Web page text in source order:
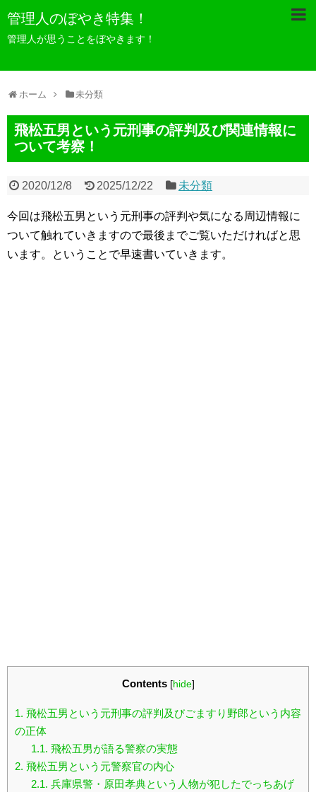
管理人のぼやき特集！
管理人が思うことをぼやきます！
ホーム 未分類
飛松五男という元刑事の評判及び関連情報に
ついて考察！
2020/12/8 2025/12/22 未分類
今回は飛松五男という元刑事の評判や気になる周辺情報に
ついて触れていきますので最後までご覧いただければと思
います。ということで早速書いていきます。
Contents [hide]
1. 飛松五男という元刑事の評判及びごますり野郎という内容
の正体
1.1. 飛松五男が語る警察の実態
2. 飛松五男という元警察官の内心
2.1. 兵庫県警・原田孝典という人物が犯したでっちあげ